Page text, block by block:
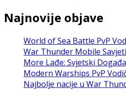
Najnovije objave
World of Sea Battle PvP
War Thunder Mobile
More Lađe: Svjetski
Modern Warships PvP
Najbolje nacije u War